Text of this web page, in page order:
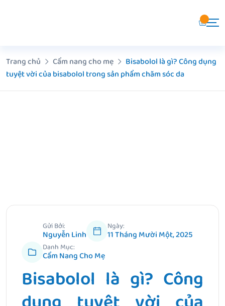
Trang chủ
Cẩm nang cho mẹ
Bisabolol là gì? Công dụng
tuyệt vời của bisabolol trong sản phẩm chăm sóc da
Gửi Bởi:
Nguyễn Linh
Ngày:
11 Tháng Mười Một, 2025
Danh Mục:
Cẩm Nang Cho Mẹ
Bisabolol là gì? Công